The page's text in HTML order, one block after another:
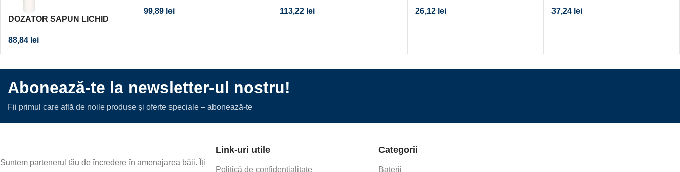
DOZATOR SAPUN LICHID
88,84 lei
99,89 lei 113,22 lei 26,12 lei
37,24 lei
Abonează-te la newsletter-ul nostru!
Fii primul care află de noile produse și oferte speciale – abonează-te
Suntem partenerul tău de încredere în amenajarea băii. Îți
Link-uri utile
Politică de confidențialitate
Categorii
Baterii